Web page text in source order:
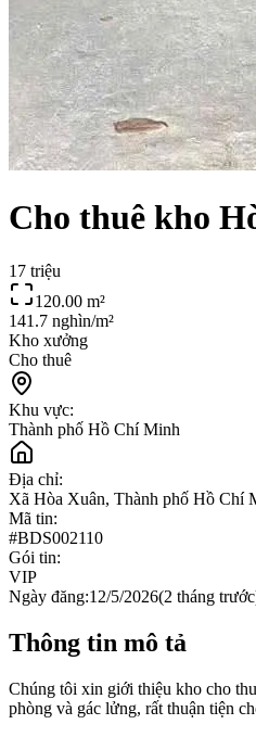
Cho thuê kho
17 triệu
120.00 m²
141.7 nghìn/m²
Kho xưởng
Cho thuê
Khu vực:
Thành phố Hồ Chí Minh
Địa chỉ:
Xã Hòa Xuân, Thành phố Hồ Chí
Mã tin:
#BDS002110
Gói tin:
VIP
Ngày đăng:12/5/2026(2 tháng trước
Thông tin mô tả
Chúng tôi xin giới thiệu kho cho
phòng và gác lửng, rất thuận tiện